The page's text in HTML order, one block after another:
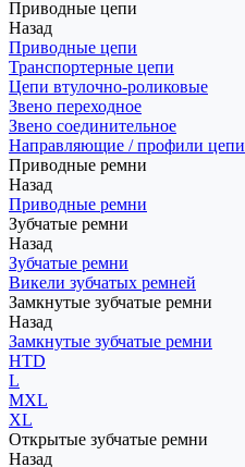
Приводные цепи
Назад
Приводные цепи
Транспортерные цепи
Цепи втулочно-роликовые
Звено переходное
Звено соединительное
Направляющие / профили цепи
Приводные ремни
Назад
Приводные ремни
Зубчатые ремни
Назад
Зубчатые ремни
Викели зубчатых ремней
Замкнутые зубчатые ремни
Назад
Замкнутые зубчатые ремни
HTD
L
MXL
XL
Открытые зубчатые ремни
Назад